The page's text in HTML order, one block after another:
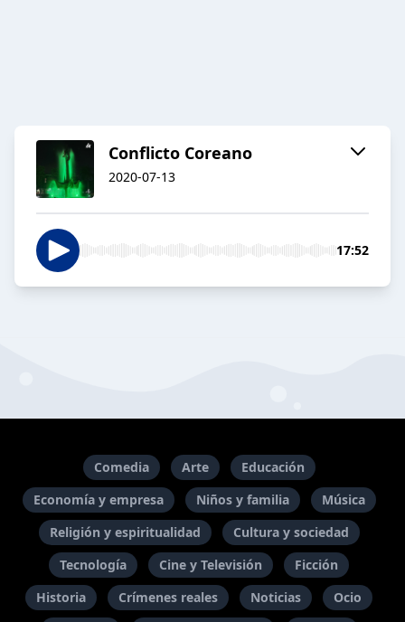
Conflicto Coreano
2020-07-13
17:52
Comedia Arte
Educación
Economía y empresa
Niños y familia
Música
Religión y espiritualidad
Cultura y sociedad
Tecnología
Cine y Televisión
Ficción
Historia
Crímenes reales Noticias
Ocio